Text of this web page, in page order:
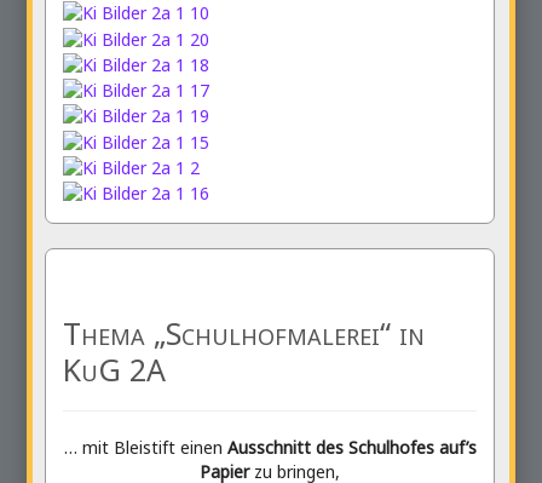
Thema „Schulhofmalerei“ in
KuG 2A
… mit Bleistift einen Ausschnitt des Schulhofes auf’s
Papierzu bringen,